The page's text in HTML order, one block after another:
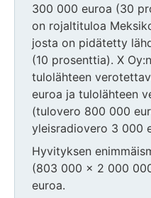
300 000 euroa (30
on rojaltituloa
josta on pidätetty
(10 prosenttia). X
tulolähteen
euroa ja tulolähteen
(tulovero 800 000
yleisradiovero 3 000
Hyvityksen
(803 000 x 2 000
euroa.